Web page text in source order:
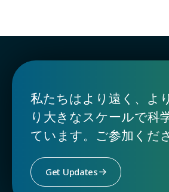
私たちはより遠く、よ
り大きなスケールで科
ています。ご参加くだ
Get Updates